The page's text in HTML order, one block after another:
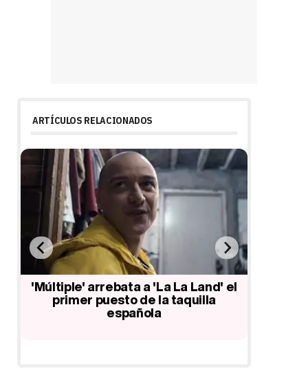
ARTÍCULOS RELACIONADOS
'Múltiple' arrebata a 'La La Land' el
primer puesto de la taquilla
española